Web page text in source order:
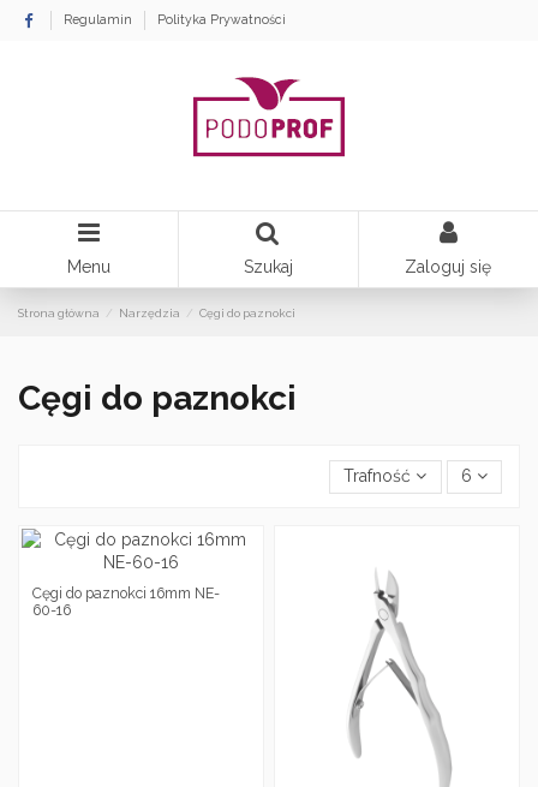
Regulamin Polityka Prywatności
Menu Szukaj Zaloguj się
Strona główna Narzędzia Cęgi do paznokci
Cęgi do paznokci
Trafność 6
Cęgi do paznokci 16mm NE-
60-16